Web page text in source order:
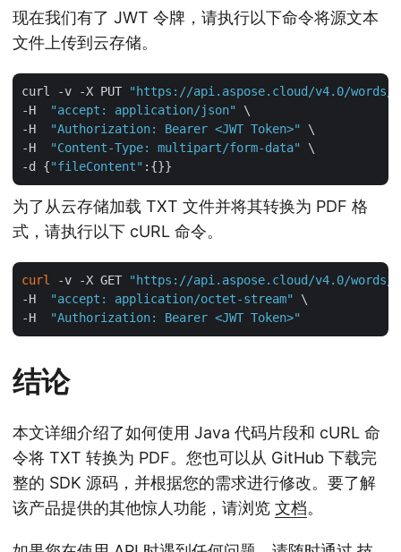
现在我们有了 JWT 令牌，请执行以下命令将源文本
文件上传到云存储。
curl -v -X PUT
"https://api.aspose.cloud/v4.0/
-H
"accept: application/json"
\
-H
"Authorization: Bearer <JWT Token>"
\
-H
"Content-Type: multipart/form-data"
\
-d {"fileContent"
为了从云存储加载 TXT 文件并将其转换为 PDF 格
式，请执行以下 cURL 命令。
curl -v -X GET
"https://api.aspose.cloud/v4.0/words/
-H
"accept: application/octet-stream"
\
-H
"Authorization: Bearer <JWT Token>"
结论
本文详细介绍了如何使用 Java 代码片段和 cURL 命
令将 TXT 转换为 PDF。您也可以从 GitHub 下载完
整的 SDK 源码，并根据您的需求进行修改。要了解
该产品提供的其他惊人功能，请浏览 文档。